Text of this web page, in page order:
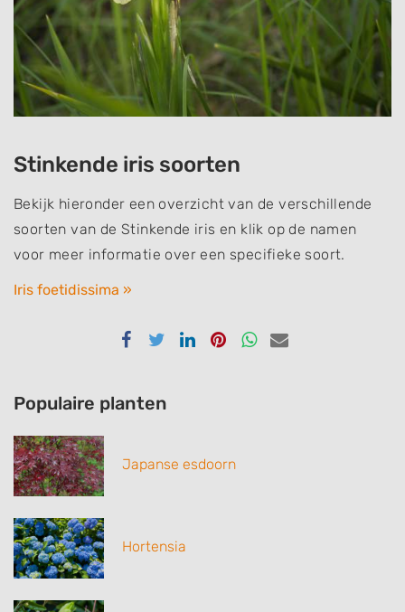
Stinkende iris soorten
Bekijk hieronder een overzicht van de verschillende
soorten van de Stinkende iris en klik op de namen
voor meer informatie over een specifieke soort.
Iris foetidissima »
DelenDelenDelenDelenDelenDelen
Populaire planten
Japanse esdoorn
Hortensia